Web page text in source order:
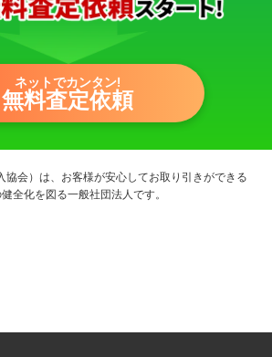
ネットでカンタン!
無料査定依頼
会）は、お客様が安心してお取り引きができる
全化を図る一般社団法人です。